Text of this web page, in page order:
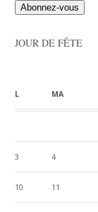
JOUR DE FÊTE
L MA
3 4
10 11